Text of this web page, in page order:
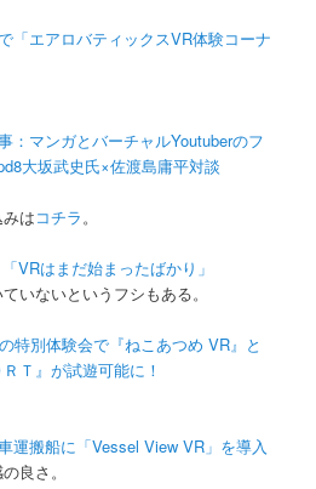
「エアロバティックスVR体験コーナ
：マンガとバーチャルYoutuberのフ
大坂武史氏×佐渡島庸平対談
はコチラ 。
VRはまだ始まったばかり」
いないというフシもある。
特別体験会で『ねこあつめ VR』と
Ｔ』が試遊可能に！
運搬船に「Vessel View VR」を導入
良さ。